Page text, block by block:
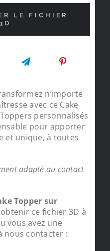
LE FICHIER
n’importe
avec ce Cake
personnalisés
pour apporter
et unique, à toutes
adapté au contact
Topper sur
ce fichier 3D à
vous avez une
nous contacter :